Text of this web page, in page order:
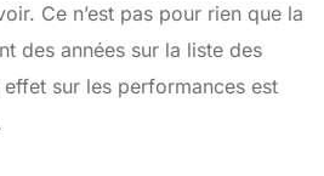
Ce n’est pas pour rien que la
des années sur la liste des
sur les performances est